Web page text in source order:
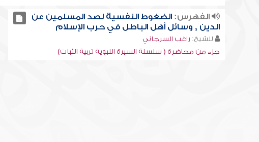
الفهرس:الضغوط النفسية لصد المسلمين عن
الدين , وسائل أهل الباطل في حرب الإسلام
للشيخ: راغب السرجاني
جزء من محاضرة ( سلسلة السيرة النبوية تربية الثبات)